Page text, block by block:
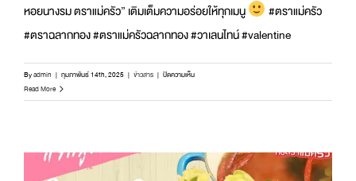
หอยนางรม ตราแม่ครัว” เติมเต็มความอร่อยให้ทุกเมนู
#ตราแม่ครัว
#ตราฉลากทอง #ตราแม่ครัวฉลากทอง #วาเลนไทน์ #valentine
Byadmin | กุมภาพันธ์ 14th, 2025 | ข่าวสาร | ปิดความเห็นบน
Happy
Read More